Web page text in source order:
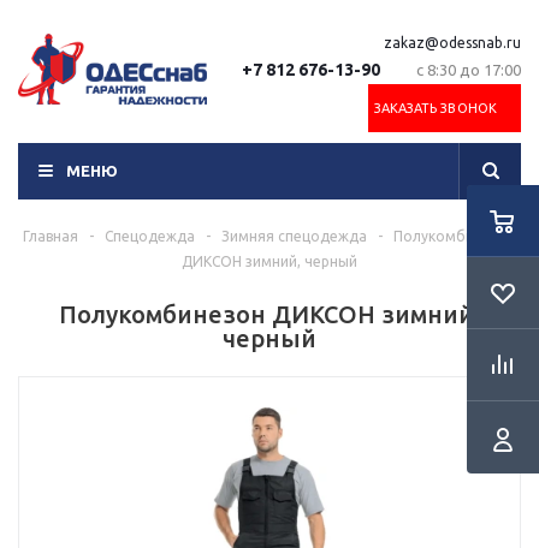
+7 812 676-13-90
zakaz@odessnab.ru
с 8:30 до 17:00
ЗАКАЗАТЬ ЗВОНОК
МЕНЮ
Главная - Спецодежда - Зимняя спецодежда -
Полукомбинезон
ДИКСОН зимний, черный
Полукомбинезон ДИКСОН зимний,
черный